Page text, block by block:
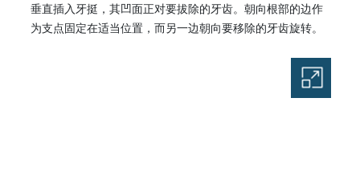
垂直插入牙挺，其凹面正对要拔除的牙齿。朝向根部的边作
为支点固定在适当位置，而另一边朝向要移除的牙齿旋转。